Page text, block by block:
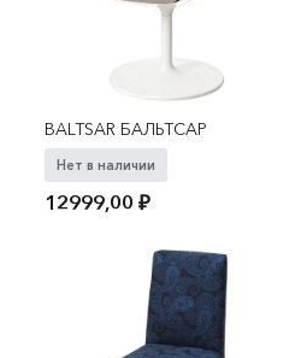
BALTSAR БАЛЬТСАР
Нет в наличии
12999,00₽